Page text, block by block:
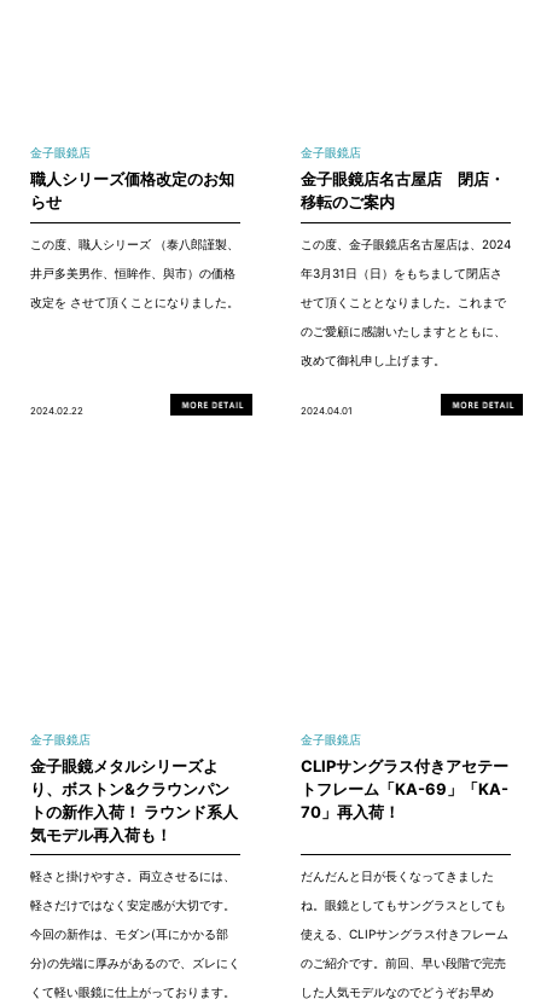
金子眼鏡店
職人シリーズ価格改定のお知
らせ
この度、職人シリーズ （泰八郎謹製、
井戸多美男作、恒眸作、與市）の価格
改定を させて頂くことになりました。
2024.02.22
金子眼鏡店
金子眼鏡店名古屋店 閉店・
移転のご案内
この度、金子眼鏡店名古屋店は、2024
年3月31日（日）をもちまして閉店さ
せて頂くこととなりました。これまで
のご愛顧に感謝いたしますとともに、
改めて御礼申し上げます。
2024.04.01
金子眼鏡店
金子眼鏡メタルシリーズよ
り、ボストン&クラウンパン
トの新作入荷！ ラウンド系人
気モデル再入荷も！
軽さと掛けやすさ。両立させるには、
軽さだけではなく安定感が大切です。
今回の新作は、モダン(耳にかかる部
分)の先端に厚みがあるので、ズレにく
くて軽い眼鏡に仕上がっております。
金子眼鏡店
CLIPサングラス付きアセテー
トフレーム「KA-69」「KA-
70」再入荷！
だんだんと日が長くなってきました
ね。眼鏡としてもサングラスとしても
使える、CLIPサングラス付きフレーム
のご紹介です。前回、早い段階で完売
した人気モデルなのでどうぞお早め